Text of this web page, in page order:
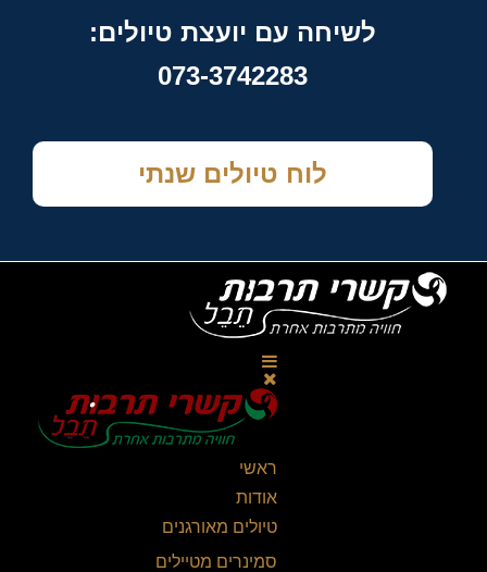
לשיחה עם יועצת טיולים:
073-3742283
לוח טיולים שנתי
ראשי
אודות
טיולים מאורגנים
סמינרים מטיילים